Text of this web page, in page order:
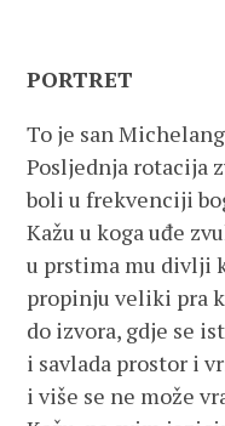
PORTRET
To je san
Posljednja rotacija
boli u frekvenciji
Kažu u koga uđe
u prstima mu divlji
propinju veliki pra
do izvora, gdje se
i savlada prostor i
i više se ne može